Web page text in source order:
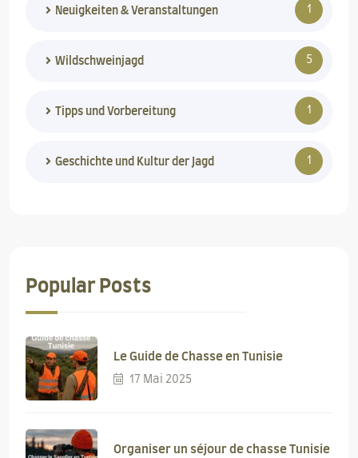
Neuigkeiten & Veranstaltungen 1
Wildschweinjagd 5
Tipps und Vorbereitung 1
Geschichte und Kultur der Jagd 1
Popular Posts
Le Guide de Chasse en Tunisie
17 Mai 2025
Organiser un séjour de chasse Tunisie